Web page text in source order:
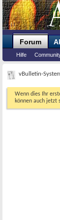
Forum
Hilfe
vBulletin-
Wenn dies Ihr
können auch jetzt